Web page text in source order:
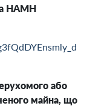
НАМН
або
майна, що